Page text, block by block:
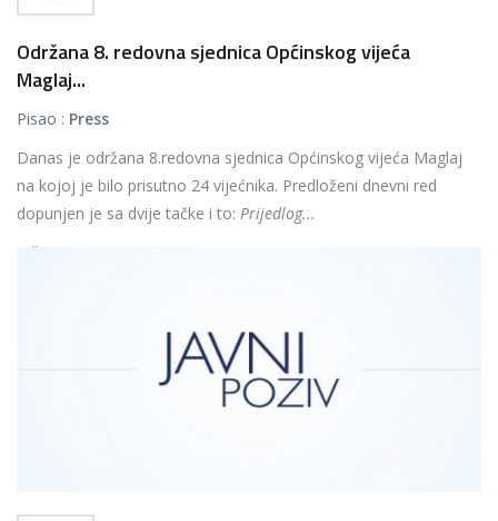
Održana 8. redovna sjednica Općinskog vijeća
Maglaj...
Pisao : Press
Danas je održana 8.redovna sjednica Općinskog vijeća Maglaj
na kojoj je bilo prisutno 24 vijećnika. Predloženi dnevni red
dopunjen je sa dvije tačke i to: Prijedlog...
Više...